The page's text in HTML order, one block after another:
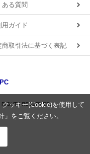
ある質問
用ガイド
商取引法に基づく表記
PC
RESERVED.
ッキー(Cookie)を使用して
」をご覧ください。